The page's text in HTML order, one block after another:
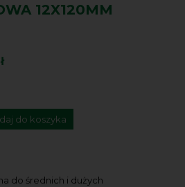
12X120MM
do koszyka
do średnich i dużych